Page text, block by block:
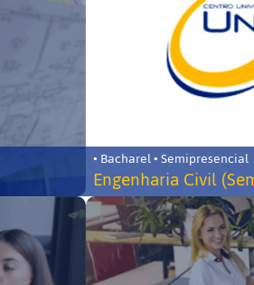
• Bacharel • Semipresencial
Engenharia Civil